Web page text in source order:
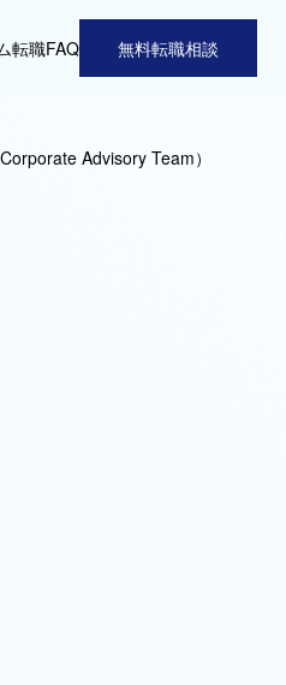
転職FAQ 無料転職相談
Advisory Team）